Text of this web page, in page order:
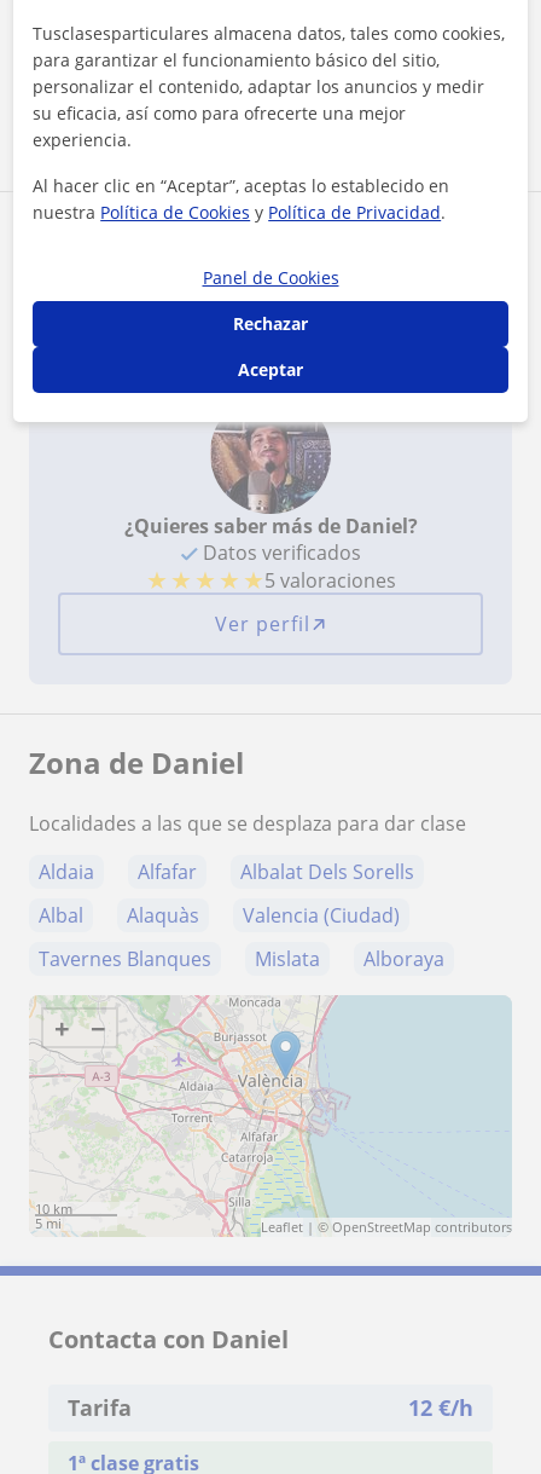
compromiso. Hace de los deberes y trabajos su
faena también y no le importa el tiempo con tal
de que quede acabado.
Ver todas las valoraciones
Profesor Voluntario
Daniel es voluntario en TusClases Solidarias
¿Quieres saber más de Daniel?
Datos verificados
★ ★ ★ ★ ★5 valoraciones
Ver perfil
Zona de Daniel
Localidades a las que se desplaza para dar clase
Aldaia
Alfafar
Albalat Dels Sorells
Albal
Alaquàs
Valencia (Ciudad)
Tavernes Blanques
Mislata Alboraya
+ −
10 km
5 mi
Leaflet | © OpenStreetMap contributors
Contacta con Daniel
Tarifa 12 €/h
1ª clase gratis
Tusclasesparticulares almacena datos, tales como cookies,
para garantizar el funcionamiento básico del sitio,
personalizar el contenido, adaptar los anuncios y medir
su eficacia, así como para ofrecerte una mejor
experiencia.
Al hacer clic en “Aceptar”, aceptas lo establecido en
nuestra Política de Cookies y Política de Privacidad.
Panel de Cookies
Rechazar
Aceptar